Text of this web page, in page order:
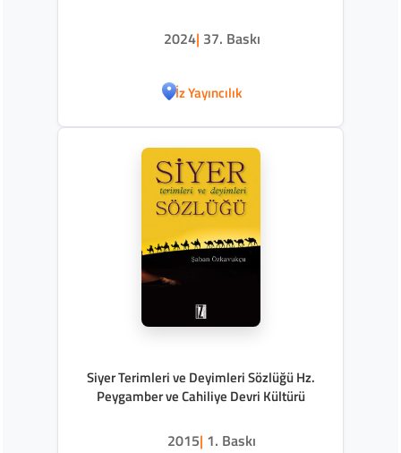
2024| 37. Baskı
İz Yayıncılık
Siyer Terimleri ve Deyimleri Sözlüğü Hz.
Peygamber ve Cahiliye Devri Kültürü
2015| 1. Baskı